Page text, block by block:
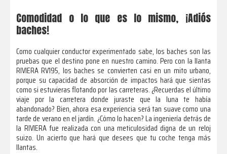
Comodidad o lo que es lo mismo, ¡Adiós
baches!
Como cualquier conductor experimentado sabe, los baches son las
pruebas que el destino pone en nuestro camino. Pero con la llanta
RIVIERA RV195, los baches se convierten casi en un mito urbano,
porque su capacidad de absorción de impactos hará que sientas
como si estuvieras flotando por las carreteras. ¿Recuerdas el último
viaje por la carretera donde juraste que la luna te había
abandonado? Bien, ahora esa experiencia será tan suave como una
tarde de verano en el jardín. ¿Cómo lo hacen? La ingeniería detrás de
la RIVIERA fue realizada con una meticulosidad digna de un reloj
suizo. Un acierto que hará que desees que tu coche tenga más
llantas.